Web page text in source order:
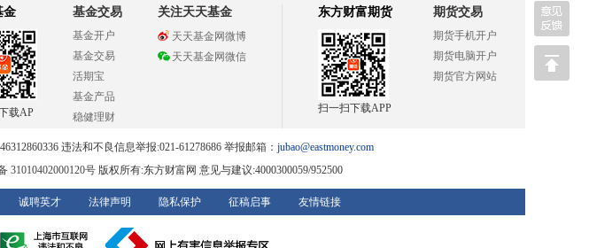
金
载AP
基金交易
基金开户
基金交易
活期宝
基金产品
稳健理财
关注天天基金
天天基金网微博
天天基金网微信
东方财富期货
扫一扫下载APP
期货交易
期货手机开户
期货电脑开户
期货官方网站
违法和不良信息举报:021-61278686 举报邮箱： jubao@eastmoney.com
31010402000120号版权所有:东方财富网 意见与建议:4000300059/952500
诚聘英才 法律声明 隐私保护 征稿启事 友情链接